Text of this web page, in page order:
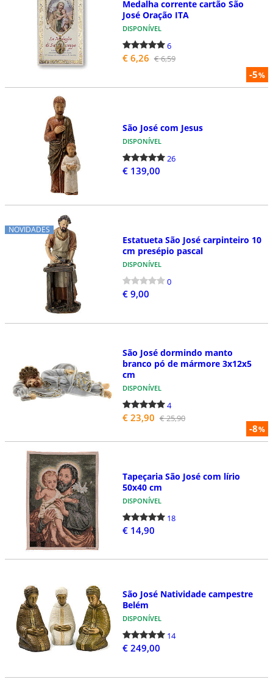
-5%
Medalha corrente cartão São
José Oração ITA
DISPONÍVEL
6
€ 6,26 € 6,59
São José com Jesus
DISPONÍVEL
26
€ 139,00
NOVIDADES
Estatueta São José carpinteiro 10
cm presépio pascal
DISPONÍVEL
0
€ 9,00
-8%
São José dormindo manto
branco pó de mármore 3x12x5
cm
DISPONÍVEL
4
€ 23,90 € 25,90
Tapeçaria São José com lírio
50x40 cm
DISPONÍVEL
18
€ 14,90
São José Natividade campestre
Belém
DISPONÍVEL
14
€ 249,00